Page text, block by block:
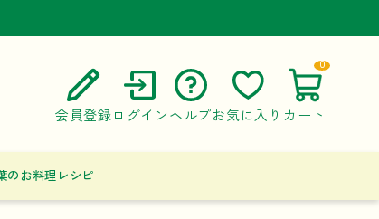
会員登録 ログイン ヘルプ
ご利用ガイド
お問い合わせ
お気に入り カート
0
のお料理レシピ